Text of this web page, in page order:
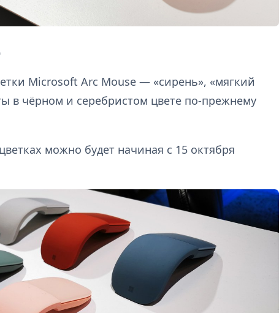
Microsoft Arc Mouse — «сирень», «мягкий
в чёрном и серебристом цвете по-прежнему
можно будет начиная с 15 октября